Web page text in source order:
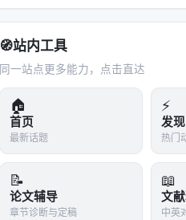
Open-AutoGLM
AutoGLM 报告助手
来源：autoglm.zhipuai.cn 、智
1.4 底层 GLM-4 模型族（电
AutoGLM 系列底层依托 GLM-
模型 定位
析模型，统计正面/负…
🧭站内工具
同一站点更多能力，点击直达
🏠
首页
最新话题
⚡
发现
热门
📝
论文辅导
章节诊断与定稿
📖
文
中英